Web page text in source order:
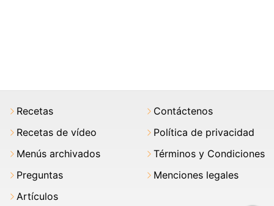
Recetas
Recetas de vídeo
Menús archivados
Preguntas
Artículos
Contáctenos
Política de privacidad
Términos y Condiciones
Menciones legales